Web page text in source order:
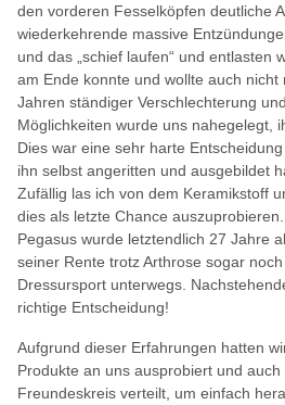
den vorderen Fesselköpfen deutliche
wiederkehrende massive
und das „schief laufen“ und entlasten
am Ende konnte und wollte auch nicht
Jahren ständiger Verschlechterung
Möglichkeiten wurde uns nahegelegt,
Dies war eine sehr harte
ihn selbst angeritten und ausgebildet
Zufällig las ich von dem Keramikstoff
dies als letzte Chance
Pegasus wurde letztendlich 27 Jahre
seiner Rente trotz Arthrose sogar
Dressursport unterwegs.
richtige Entscheidung!
Aufgrund dieser Erfahrungen hatten
Produkte an uns ausprobiert und
Freundeskreis verteilt, um einfach